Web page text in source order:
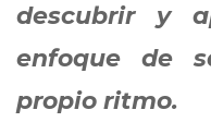
descubrir y
enfoque de
propio ritmo.